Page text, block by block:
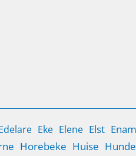
Eke Elene Elst
Horebeke Huise